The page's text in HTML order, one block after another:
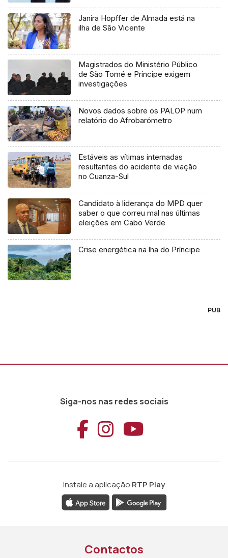
Janira Hopffer de Almada está na
ilha de São Vicente
Magistrados do Ministério Público
de São Tomé e Príncipe exigem
investigações
Novos dados sobre os PALOP num
relatório do Afrobarómetro
Estáveis as vítimas internadas
resultantes do acidente de viação
no Cuanza-Sul
Candidato à liderança do MPD quer
saber o que correu mal nas últimas
eleições em Cabo Verde
Crise energética na lha do Príncipe
PUB
Siga-nos nas redes sociais
Aceder ao
Aceder ao
Aceder
Instale a aplicação RTP Play
Contactos